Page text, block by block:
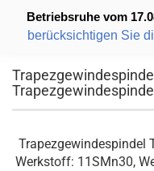
Betriebsruhe vom
berücksichtigen Sie
Trapezgewindespindel
Werkstoff: 11SMn30,